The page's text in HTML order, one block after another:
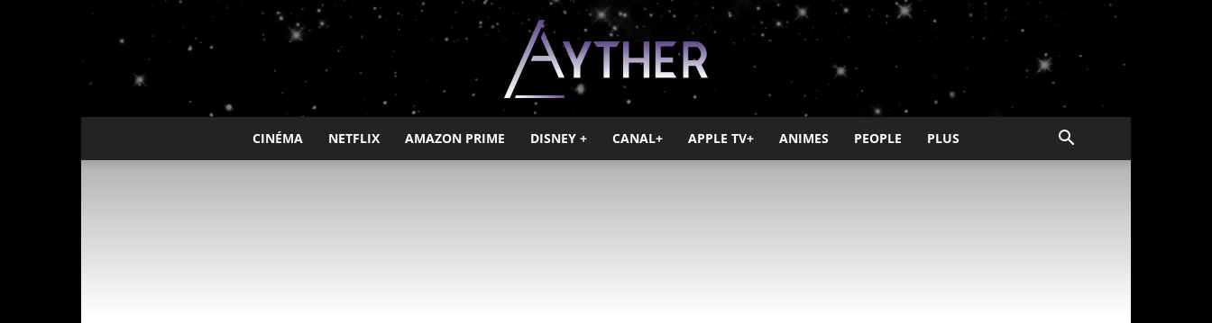
Ayther
CINÉMA NETFLIX AMAZON PRIME DISNEY + CANAL+ APPLE TV+ ANIMES PEOPLE PLUS